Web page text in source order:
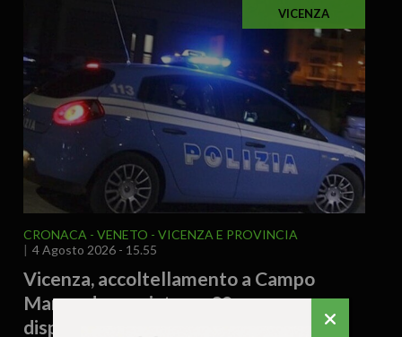
VICENZA
CRONACA VENETO
VICENZA E PROVINCIA
4 Agosto 2026 - 15.55
Vicenza, accoltellamento a Campo
Marzo: denunciato un 38enne e
disposto il rimpatrio